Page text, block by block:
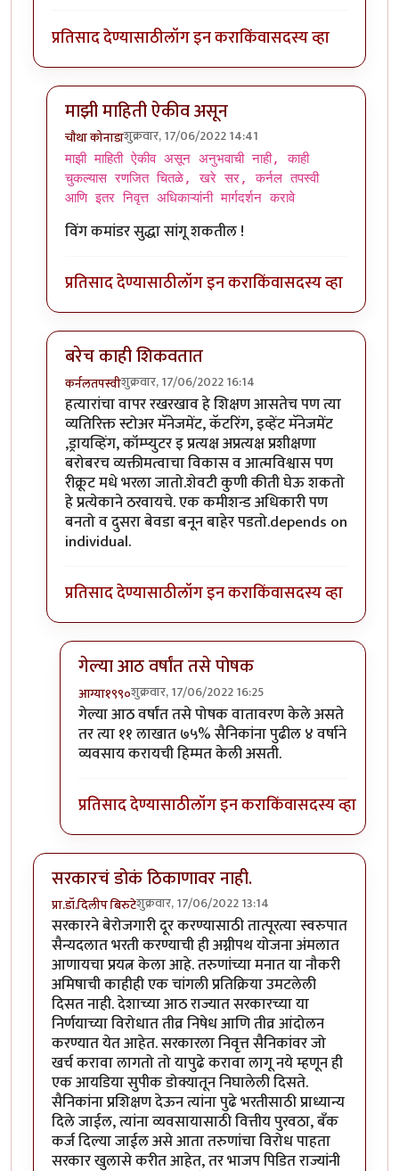
प्रतिसाद देण्यासाठीलॉग इन कराकिंवासदस्य व्हा
माझी माहिती ऐकीव असून
चौथा कोनाडाशुक्रवार, 17/06/2022 14:41
In reply toआधीच सांगतो -byजेम्स वांड
माझी माहिती ऐकीव असून अनुभवाची नाही, काही
चुकल्यास रणजित चितळे, खरे सर, कर्नल तपस्वी
आणि इतर निवृत्त अधिकाऱ्यांनी मार्गदर्शन करावे
विंग कमांडर सुद्धा सांगू शकतील !
प्रतिसाद देण्यासाठीलॉग इन कराकिंवासदस्य व्हा
बरेच काही शिकवतात
कर्नलतपस्वीशुक्रवार, 17/06/2022 16:14
In reply toआधीच सांगतो -byजेम्स वांड
हत्यारांचा वापर रखरखाव हे शिक्षण आसतेच पण त्या
व्यतिरिक्त स्टोअर मॅनेजमेंट, कॅटरिंग, इव्हेंट मॅनेजमेंट
,ड्रायव्हिंग, कॉम्प्युटर इ प्रत्यक्ष अप्रत्यक्ष प्रशीक्षणा
बरोबरच व्यक्तीमत्वाचा विकास व आत्मविश्वास पण
रीक्रूट मधे भरला जातो.शेवटी कुणी कीती घेऊ शकतो
हे प्रत्येकाने ठरवायचे. एक कमीशन्ड अधिकारी पण
बनतो व दुसरा बेवडा बनून बाहेर पडतो.depends on
individual.
प्रतिसाद देण्यासाठीलॉग इन कराकिंवासदस्य व्हा
गेल्या आठ वर्षांत तसे पोषक
आग्या१९९०शुक्रवार, 17/06/2022 16:25
In reply toबरेच काही शिकवतातbyकर्नलतपस्वी
गेल्या आठ वर्षांत तसे पोषक वातावरण केले असते
तर त्या ११ लाखात ७५% सैनिकांना पुढील ४ वर्षाने
व्यवसाय करायची हिम्मत केली असती.
प्रतिसाद देण्यासाठीलॉग इन कराकिंवासदस्य व्हा
सरकारचं डोकं ठिकाणावर नाही.
प्रा.डॉ.दिलीप बिरुटेशुक्रवार, 17/06/2022 13:14
सरकारने बेरोजगारी दूर करण्यासाठी तात्पूरत्या स्वरुपात
सैन्यदलात भरती करण्याची ही अग्नीपथ योजना अंमलात
आणायचा प्रयत्न केला आहे. तरुणांच्या मनात या नौकरी
अमिषाची काहीही एक चांगली प्रतिक्रिया उमटलेली
दिसत नाही. देशाच्या आठ राज्यात सरकारच्या या
निर्णयाच्या विरोधात तीव्र निषेध आणि तीव्र आंदोलन
करण्यात येत आहेत. सरकारला निवृत्त सैनिकांवर जो
खर्च करावा लागतो तो यापुढे करावा लागू नये म्हणून ही
एक आयडिया सुपीक डोक्यातून निघालेली दिसते.
सैनिकांना प्रशिक्षण देऊन त्यांना पुढे भरतीसाठी प्राध्यान्य
दिले जाईल, त्यांना व्यवसायासाठी वित्तीय पुरवठा, बँक
कर्ज दिल्या जाईल असे आता तरुणांचा विरोध पाहता
सरकार खुलासे करीत आहेत, तर भाजप पिडित राज्यांनी